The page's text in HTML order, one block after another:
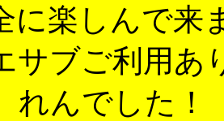
に楽しんで来
サブご利用あ
んでした！